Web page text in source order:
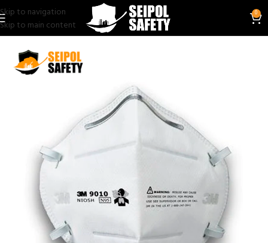
Skip to navigation
Skip to main content
0